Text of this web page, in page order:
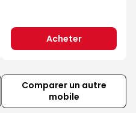
Acheter
Comparer un autre
mobile